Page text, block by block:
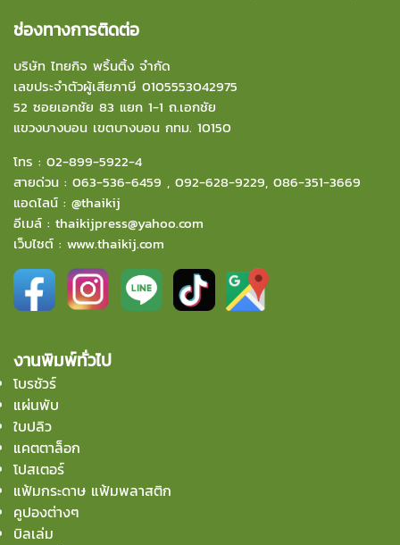
ช่องทางการติดต่อ
บริษัท ไทยกิจ พริ้นติ้ง จำกัด
เลขประจำตัวผู้เสียภาษี 0105553042975
52 ซอยเอกชัย 83 แยก 1-1 ถ.เอกชัย
แขวงบางบอน เขตบางบอน กทม. 10150
โทร : 02-899-5922-4
สายด่วน : 063-536-6459 , 092-628-9229, 086-351-3669
แอดไลน์ : @thaikij
อีเมล์ : thaikijpress@yahoo.com
เว็บไซต์ : www.thaikij.com
งานพิมพ์ทั่วไป
โบรชัวร์
แผ่นพับ
ใบปลิว
แคตตาล็อก
โปสเตอร์
แฟ้มกระดาษ แฟ้มพลาสติก
คูปองต่างๆ
บิลเล่ม